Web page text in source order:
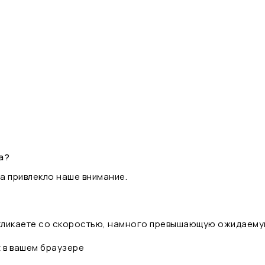
привлекло наше внимание.
со скоростью, намного превышающую
вашем браузере